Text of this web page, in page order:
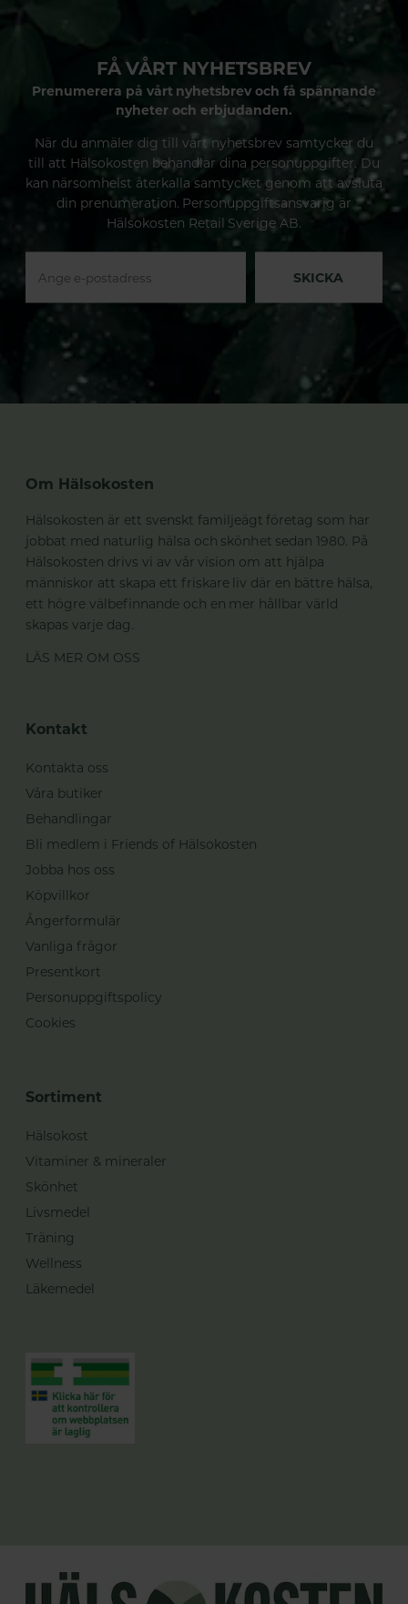
FÅ VÅRT NYHETSBREV
Prenumerera på vårt nyhetsbrev och få spännande
nyheter och erbjudanden.
När du anmäler dig till vårt nyhetsbrev samtycker du
till att Hälsokosten behandlar dina personuppgifter. Du
kan närsomhelst återkalla samtycket genom att avsluta
din prenumeration. Personuppgiftsansvarig är
Hälsokosten Retail Sverige AB.
SKICKA
Om Hälsokosten
Hälsokosten är ett svenskt familjeägt företag som har
jobbat med naturlig hälsa och skönhet sedan 1980. På
Hälsokosten drivs vi av vår vision om att hjälpa
människor att skapa ett friskare liv där en bättre hälsa,
ett högre välbefinnande och en mer hållbar värld
skapas varje dag.
LÄS MER OM OSS
Kontakt
Kontakta oss
Våra butiker
Behandlingar
Bli medlem i Friends of Hälsokosten
Jobba hos oss
Köpvillkor
Ångerformulär
Vanliga frågor
Presentkort
Personuppgiftspolicy
Cookies
Sortiment
Hälsokost
Vitaminer & mineraler
Skönhet
Livsmedel
Träning
Wellness
Läkemedel